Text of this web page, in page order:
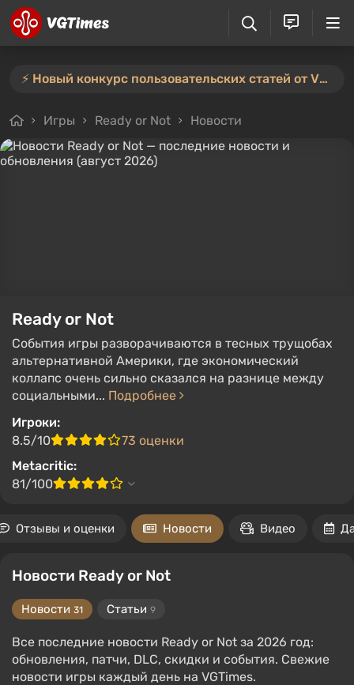
⚡️ Новый конкурс пользовательских статей от VGTimes — участвуйте тут ⚡️
Игры Ready or Not Новости
Ready or Not
События игры разворачиваются в тесных трущобах
альтернативной Америки, где экономический
коллапс очень сильно сказался на разнице между
социальными... Подробнее
Игроки:
8.5/10
73 оценки
Metacritic:
81/100
Отзывы и оценки Новости Видео
Новости Ready or Not
Новости 31 Статьи 9
Все последние новости Ready or Not за 2026 год:
обновления, патчи, DLC, скидки и события. Свежие
новости игры каждый день на VGTimes.